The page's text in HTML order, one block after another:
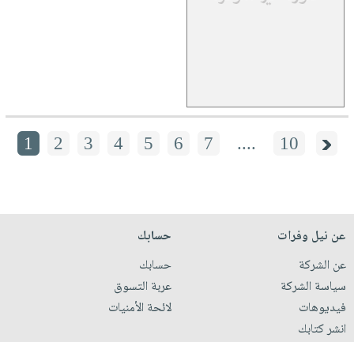
1 2 3 4 5 6 7 .... 10
عن نيل وفرات
عن الشركة
سياسة الشركة
فيديوهات
انشر كتابك
حسابك
حسابك
عربة التسوق
لائحة الأمنيات